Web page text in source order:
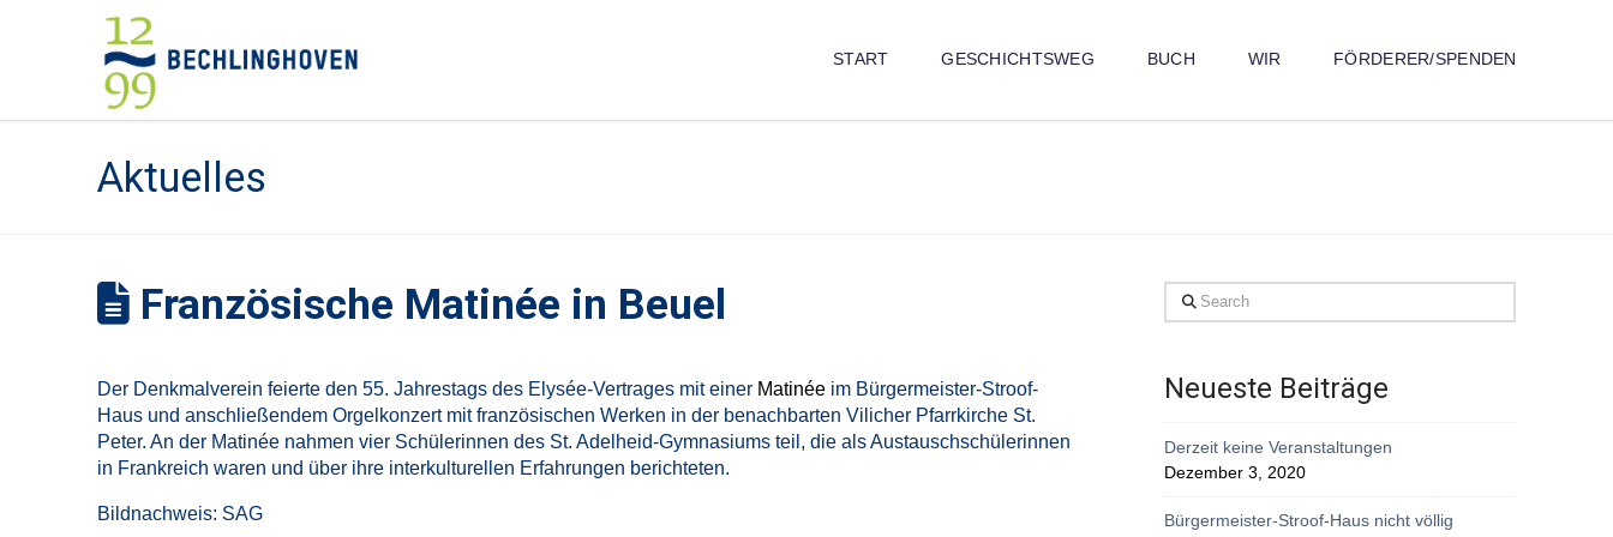
START GESCHICHTSWEG BUCH WIR FÖRDERER/SPENDEN
Aktuelles
Französische Matinée in Beuel
Der Denkmalverein feierte den 55. Jahrestags des Elysée-Vertrages mit einer Matinéeim Bürgermeister-Stroof-
Haus und anschließendem Orgelkonzert mit französischen Werken in der benachbarten Vilicher Pfarrkirche St.
Peter. An der Matinée nahmen vier Schülerinnen des St. Adelheid-Gymnasiums teil, die als Austauschschülerinnen
in Frankreich waren und über ihre interkulturellen Erfahrungen berichteten.
Bildnachweis: SAG
Search
Neueste Beiträge
Derzeit keine Veranstaltungen
Dezember 3, 2020
Bürgermeister-Stroof-Haus nicht völlig